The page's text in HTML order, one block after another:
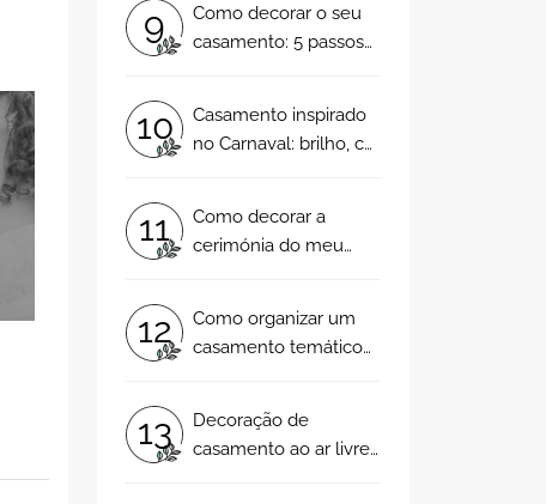
Fascinante!
9
Como decorar o seu
casamento: 5 passos
10
Casamento inspirado
no Carnaval: brilho, cor
11
Como decorar a
cerimónia do meu
12
Como organizar um
casamento temático
13
Decoração de
casamento ao ar livre: